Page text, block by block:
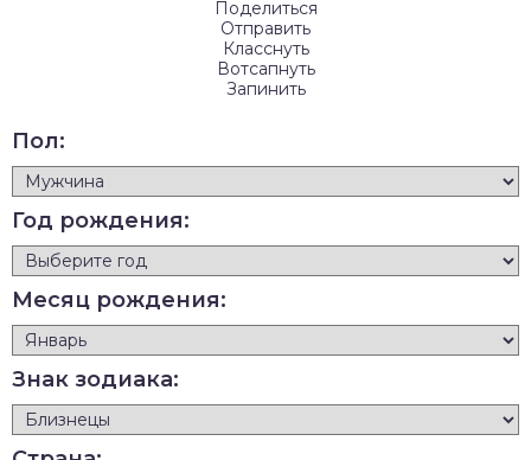
Поделиться
Отправить
Класснуть
Вотсапнуть
Запинить
Пол:
Год рождения:
Месяц рождения:
Знак зодиака: